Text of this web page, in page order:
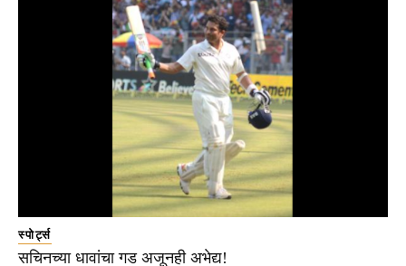
स्पोर्ट्स
सचिनच्या धावांचा गड अजूनही अभेद्य!